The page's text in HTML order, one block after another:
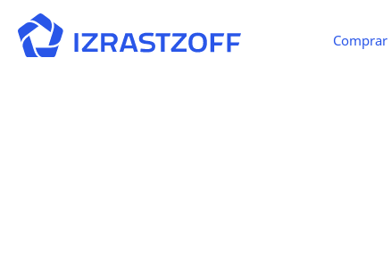
Comprar